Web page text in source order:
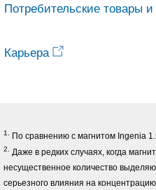
Потребительские товары
Карьера
1. По сравнению с магнитом Ingenia
2.
Даже в редких случаях, когда
несущественное количество
серьезного влияния на